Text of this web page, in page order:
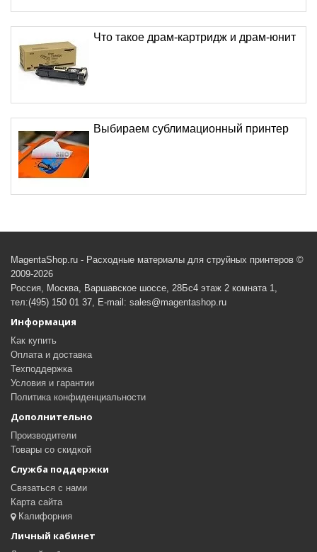
Что такое драм-картридж и драм-юнит
Выбираем сублимационный принтер
MagentaShop.ru - Расходные материалы для струйных принтеров ©
2009-2026
Россия, Москва, Варшавское шоссе, 28Бс4 этаж 2 комната 1,
тел:(495) 150 01 37, E-mail: sales@magentashop.ru
Информация
Как купить
Оплата и доставка
Техподдержка
Условия и гарантии
Политика конфиденциальности
Дополнительно
Производители
Товары со скидкой
Служба поддержки
Связаться с нами
Карта сайта
Калифорния
Личный кабинет